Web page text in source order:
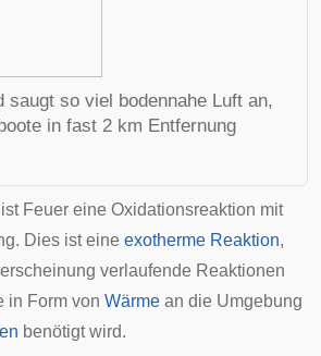
saugt so viel bodennahe Luft an,
in fast 2 km Entfernung
Feuer eine Oxidationsreaktion mit
Dies ist eine exotherme Reaktion,
verlaufende Reaktionen
in Form von Wärme an die Umgebung
benötigt wird.